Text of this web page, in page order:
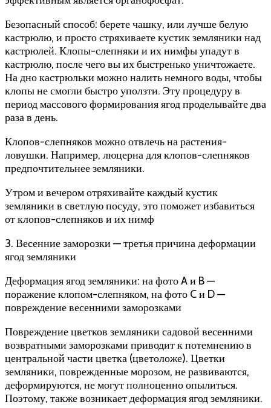
Безопасный способ: берете чашку, или лучше белую
кастрюлю, и просто стряхиваете кустик земляники над
кастрюлей. Клопы-слепняки и их нимфы упадут в
кастрюлю, после чего вы их быстренько уничтожаете.
На дно кастрюльки можно налить немного воды, чтобы
клопы не смогли быстро уползти. Эту процедуру в
период массового формирования ягод проделывайте два
раза в день.
Клопов-слепняков можно отвлечь на растения-
ловушки. Например, люцерна для клопов-слепняков
предпочтительнее земляники.
Утром и вечером отряхивайте каждый кустик
земляники в светлую посуду, это поможет избавиться
от клопов-слепняков и их нимф
3. Весенние заморозки — третья причина деформации
ягод земляники
Деформация ягод земляники: на фото A и B —
поражение клопом-слепняком, на фото C и D —
повреждение весенними заморозками
Повреждение цветков земляники садовой весенними
возвратными заморозками приводит к потемнению в
центральной части цветка (цветоложе). Цветки
земляники, поврежденные морозом, не развиваются,
деформируются, не могут полноценно опылиться.
Поэтому, также возникает деформация ягод земляники.